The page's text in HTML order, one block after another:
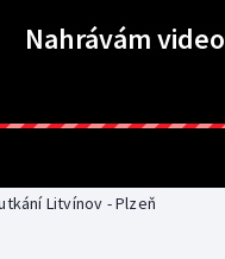
Nahrávám video
Litvínov - Plzeň